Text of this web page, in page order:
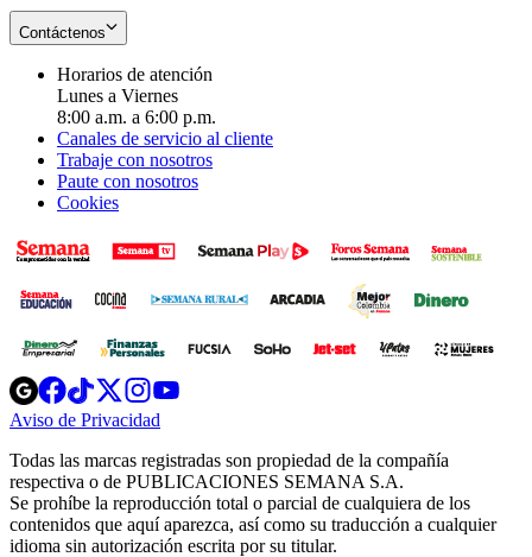
Contáctenos
Horarios de atención
Lunes a Viernes
8:00 a.m. a 6:00 p.m.
Canales de servicio al cliente
Trabaje con nosotros
Paute con nosotros
Cookies
Opens
in
new
Opens
in
new
Opens
in
new
window
Opens
new
windowwindow
Aviso de Privacidad
new
window
Todas las marcas registradas son propiedad de la compañía
respectiva o de PUBLICACIONES SEMANA S.A.
Se prohíbe la reproducción total o parcial de cualquiera de los
contenidos que aquí aparezca, así como su traducción a cualquier
idioma sin autorización escrita por su titular.